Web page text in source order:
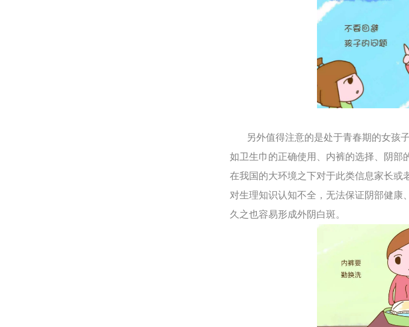
另外值得注意的是处于青春期的女孩子
如卫生巾的正确使用、内裤的选择、阴部
在我国的大环境之下对于此类信息家长或
对生理知识认知不全，无法保证阴部健康
久之也容易形成外阴白斑。